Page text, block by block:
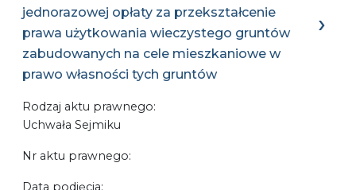
jednorazowej opłaty za przekształcenie
prawa użytkowania wieczystego gruntów
zabudowanych na cele mieszkaniowe w
prawo własności tych gruntów
Rodzaj aktu prawnego:
Uchwała Sejmiku
Nr aktu prawnego:
Data podjęcia: